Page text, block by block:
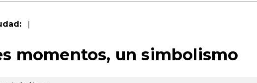
|
momentos, un simbolismo